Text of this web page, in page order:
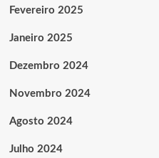
Fevereiro 2025
Janeiro 2025
Dezembro 2024
Novembro 2024
Agosto 2024
Julho 2024